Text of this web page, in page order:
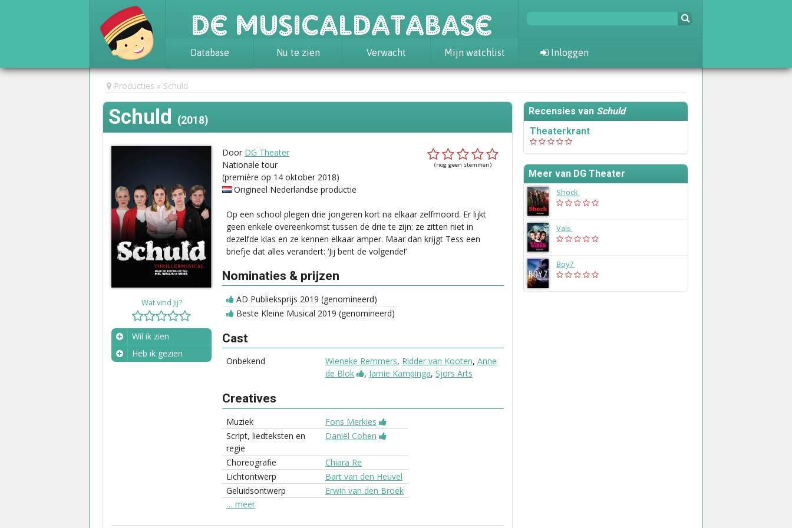
De Musicaldatabase
Database
Achtergrond
Awards
Statistieken
Nu te zien Verwacht Mijn watchlist Inloggen
Producties Schuld
Schuld (2018)
Wat vind jij?
Wil ik zien
Heb ik gezien
(nog geen stemmen)
Door DG Theater
Nationale tour
(première op 14 oktober 2018)
Origineel Nederlandse productie
Op een school plegen drie jongeren kort na elkaar zelfmoord. Er lijkt
geen enkele overeenkomst tussen de drie te zijn: ze zitten niet in
dezelfde klas en ze kennen elkaar amper. Maar dan krijgt Tess een
briefje dat alles verandert: ‘Jij bent de volgende!’
Nominaties & prijzen
AD Publieksprijs 2019 (genomineerd)
Beste Kleine Musical 2019 (genomineerd)
Cast
Onbekend Wieneke Remmers, Ridder van Kooten, Anne
de Blok
, Jamie Kampinga, Sjors Arts
Creatives
Muziek
Fons Merkies
Script, liedteksten en
regie
Daniël Cohen
Choreografie
Chiara Re
Lichtontwerp
Bart van den Heuvel
Geluidsontwerp
Erwin van den Broek
… meer
Recensies van Schuld
Theaterkrant
Meer van DG Theater
Shock
Vals
Boy7